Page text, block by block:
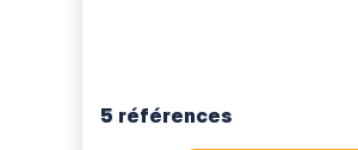
5 références